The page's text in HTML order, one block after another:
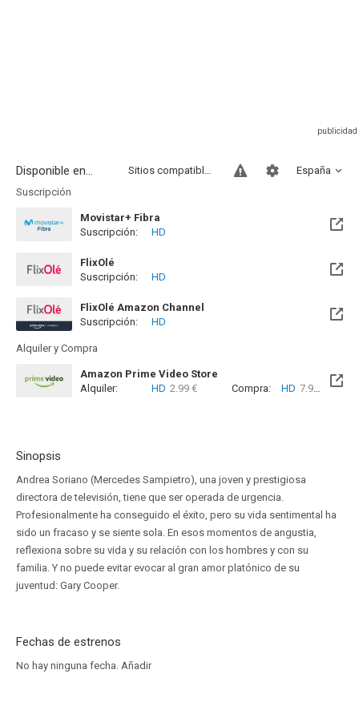
Disponible en... España
Sitios compatibles
Suscripción
Movistar+ Fibra
Disponible hasta el Vie, 01 Ene 2100 (Quedan 73 años)
Suscripción: HD
FlixOlé
Suscripción:
HD
FlixOlé Amazon Channel
Suscripción:
HD
Alquiler y Compra
Amazon Prime Video Store
Alquiler:
HD 2.99 € Compra: HD 7.99 €
Sinopsis
Andrea Soriano (Mercedes Sampietro), una joven y prestigiosa
directora de televisión, tiene que ser operada de urgencia.
Profesionalmente ha conseguido el éxito, pero su vida sentimental ha
sido un fracaso y se siente sola. En esos momentos de angustia,
reflexiona sobre su vida y su relación con los hombres y con su
familia. Y no puede evitar evocar al gran amor platónico de su
juventud: Gary Cooper.
Fechas de estrenos
No hay ninguna fecha. Añadir